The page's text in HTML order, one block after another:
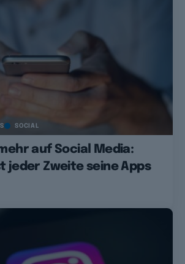
SOCIAL
auf Social Media:
jeder Zweite seine Apps